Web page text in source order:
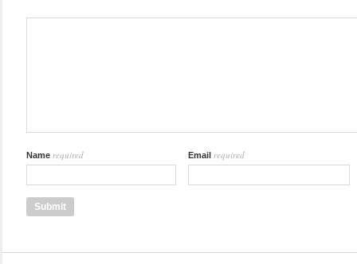
Name required Email required